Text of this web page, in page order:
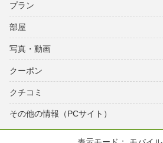
プラン
部屋
写真・動画
クーポン
クチコミ
その他の情報（PCサイト）